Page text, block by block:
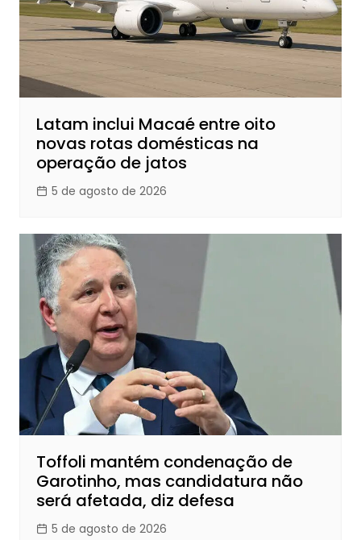
Latam inclui Macaé entre oito
novas rotas domésticas na
operação de jatos
5 de agosto de 2026
Toffoli mantém condenação de
Garotinho, mas candidatura não
será afetada, diz defesa
5 de agosto de 2026